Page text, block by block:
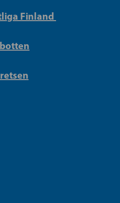
Finland